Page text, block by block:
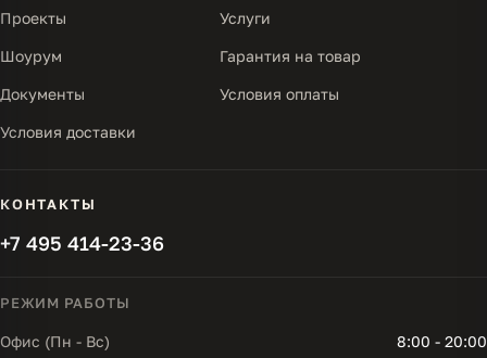
Проекты Услуги
Шоурум Гарантия на товар
Документы Условия оплаты
Условия доставки
КОНТАКТЫ
+7 495 414-23-36
РЕЖИМ РАБОТЫ
Офис (Пн - Вс) 8:00 - 20:00